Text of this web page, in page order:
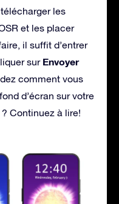
les
et les placer
il suffit d’entrer
sur Envoyer
comment vous
d’écran sur votre
Continuez à lire!